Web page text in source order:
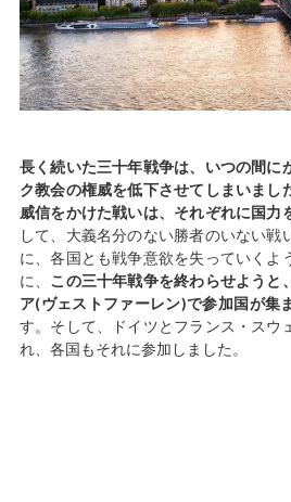
長く続いた三十年戦争は、いつの間に
ク教会の権威を低下させてしまいまし
威信をかけた戦いは、それぞれに国力
して、大義名分のない勝者のいない戦
に、各国とも戦争意欲を失っていくよ
に、 この三十年戦争を終わらせようと
ア(ヴェストファーレン)で参加国が集
す。そして、ドイツとフランス・スウ
れ、各国もそれに参加しました。